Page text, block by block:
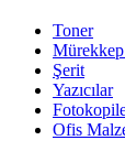
Toner
Mürekkep
Şerit
Yazıcılar
Ofis